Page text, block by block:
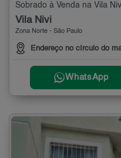
Sobrado à Venda na Vila
Vila Nivi
Zona Norte - São Paulo
Endereço no círculo do
WhatsApp